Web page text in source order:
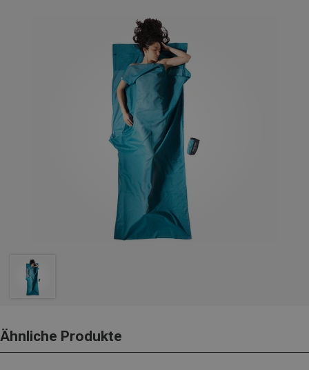
Ähnliche Produkte